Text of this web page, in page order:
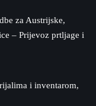
za Austrijske,
– Prijevoz prtljage i
i inventarom,